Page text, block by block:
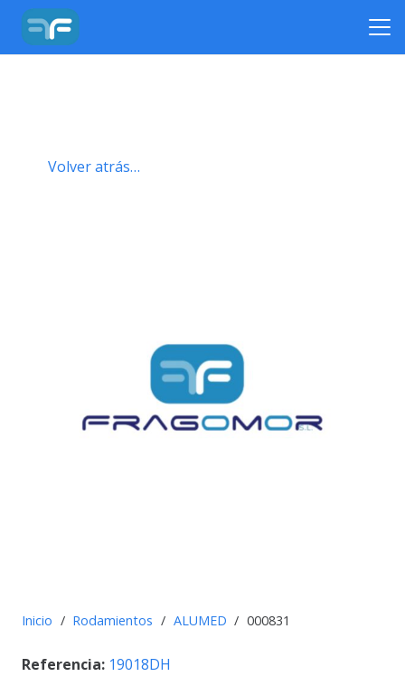
Volver atrás…
Inicio / Rodamientos / ALUMED / 000831
Referencia: 19018DH